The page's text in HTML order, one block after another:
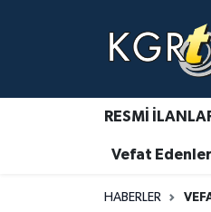
RESMİ
Vefat Edenler
HABERLER
Karaman Haberleri
Gündem Haberleri
Güncel Haberler